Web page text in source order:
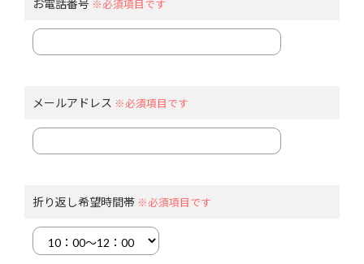
お電話番号 ※必須項目です
メールアドレス ※必須項目です
折り返し希望時間帯 ※必須項目です